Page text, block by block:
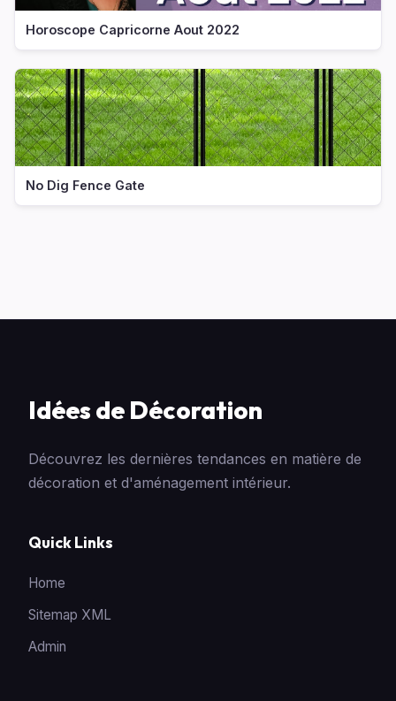
Horoscope Capricorne Aout 2022
No Dig Fence Gate
Idées de Décoration
Découvrez les dernières tendances en matière de
décoration et d'aménagement intérieur.
Quick Links
Home
Sitemap XML
Admin